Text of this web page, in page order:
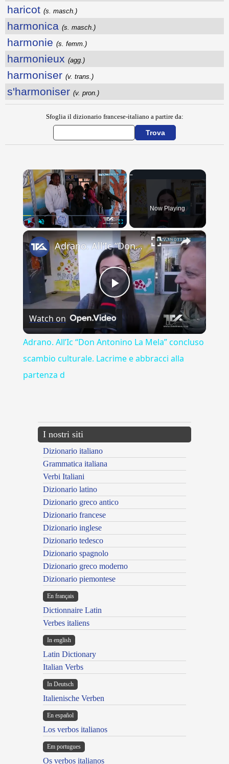
haricot (s. masch.)
harmonica (s. masch.)
harmonie (s. femm.)
harmonieux (agg.)
harmoniser (v. trans.)
s'harmoniser (v. pron.)
Sfoglia il dizionario francese-italiano a partire da:
×
Now Playing
×
Play
Video
Adrano. All’Ic “Don Antonino La Mela” concluso scambio culturale. Lacrime e abbracci alla partenza d
Watch on
Adrano. All’Ic “Don Antonino La Mela” concluso
scambio culturale. Lacrime e abbracci alla
partenza d
I nostri siti
Dizionario italiano
Grammatica italiana
Verbi Italiani
Dizionario latino
Dizionario greco antico
Dizionario francese
Dizionario inglese
Dizionario tedesco
Dizionario spagnolo
Dizionario greco moderno
Dizionario piemontese
En français
Dictionnaire Latin
Verbes italiens
In english
Latin Dictionary
Italian Verbs
In Deutsch
Italienische Verben
En español
Los verbos italianos
Em portugues
Os verbos italianos